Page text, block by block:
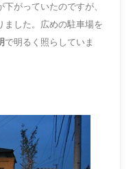
がっていたのですが、
ました。広めの駐車場を
で明るく照らしていま